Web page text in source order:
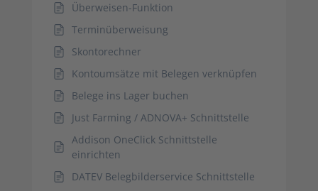
Überweisen-Funktion
Terminüberweisung
Skontorechner
Kontoumsätze mit Belegen verknüpfen
Belege ins Lager buchen
Just Farming / ADNOVA+ Schnittstelle
Addison OneClick Schnittstelle
einrichten
DATEV Belegbilderservice Schnittstelle